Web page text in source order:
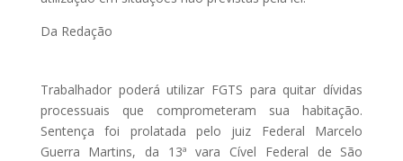
Da Redação
Trabalhador poderá utilizar FGTS para quitar dívidas
processuais que comprometeram sua habitação.
Sentença foi prolatada pelo juiz Federal Marcelo
Guerra Martins, da 13ª vara Cível Federal de São